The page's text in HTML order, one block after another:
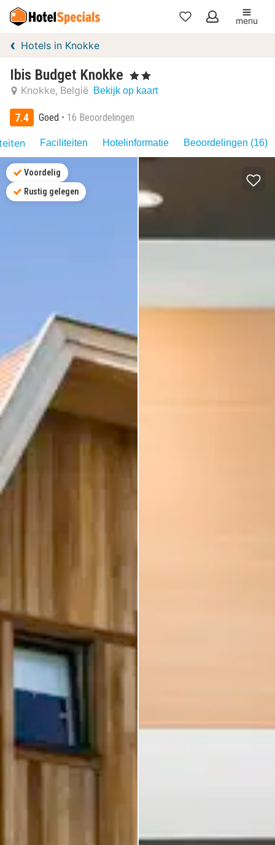
Mijn
menu
Hotels in Knokke
Ibis Budget Knokke , 2 Sterren
Knokke België Bekijk op kaart
7.4 Goed 16 Beoordelingen
Faciliteiten Hotelinformatie Beoordelingen (16)
Voordelig
Rustig gelegen